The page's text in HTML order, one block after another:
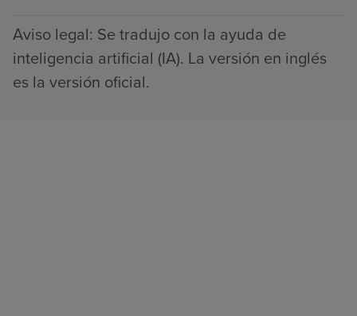
Aviso legal: Se tradujo con la ayuda de
inteligencia artificial (IA). La versión en inglés
es la versión oficial.